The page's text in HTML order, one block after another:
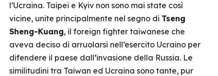
l’Ucraina. Taipei e Kyiv non sono mai state così
vicine, unite principalmente nel segno di Tseng
Sheng-Kuang, il foreign fighter taiwanese che
aveva deciso di arruolarsi nell’esercito Ucraino per
difendere il paese dall’invasione della Russia. Le
similitudini tra Taiwan ed Ucraina sono tante, pur